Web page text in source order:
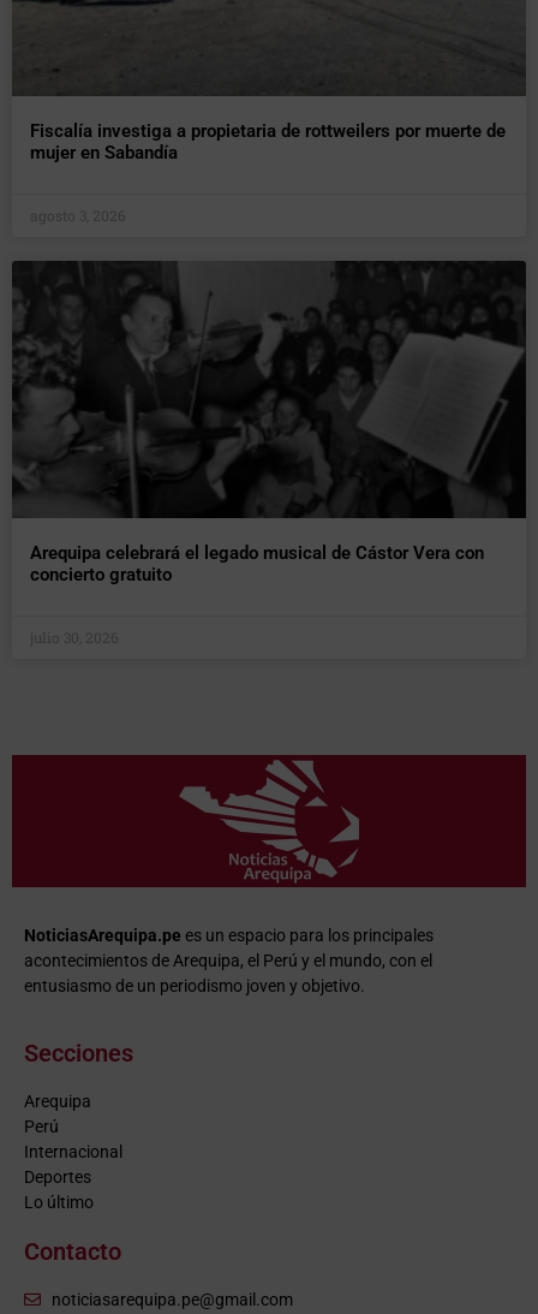
Fiscalía investiga a propietaria de rottweilers por muerte de
mujer en Sabandía
agosto 3, 2026
Arequipa celebrará el legado musical de Cástor Vera con
concierto gratuito
julio 30, 2026
NoticiasArequipa.pe es un espacio para los principales
acontecimientos de Arequipa, el Perú y el mundo, con el
entusiasmo de un periodismo joven y objetivo.
Secciones
Arequipa
Perú
Internacional
Deportes
Lo último
Contacto
noticiasarequipa.pe@gmail.com